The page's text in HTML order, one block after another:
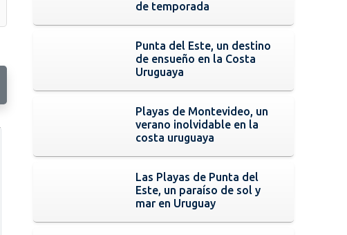
de temporada
Punta del Este, un destino
de ensueño en la Costa
Uruguaya
Playas de Montevideo, un
verano inolvidable en la
costa uruguaya
Las Playas de Punta del
Este, un paraíso de sol y
mar en Uruguay